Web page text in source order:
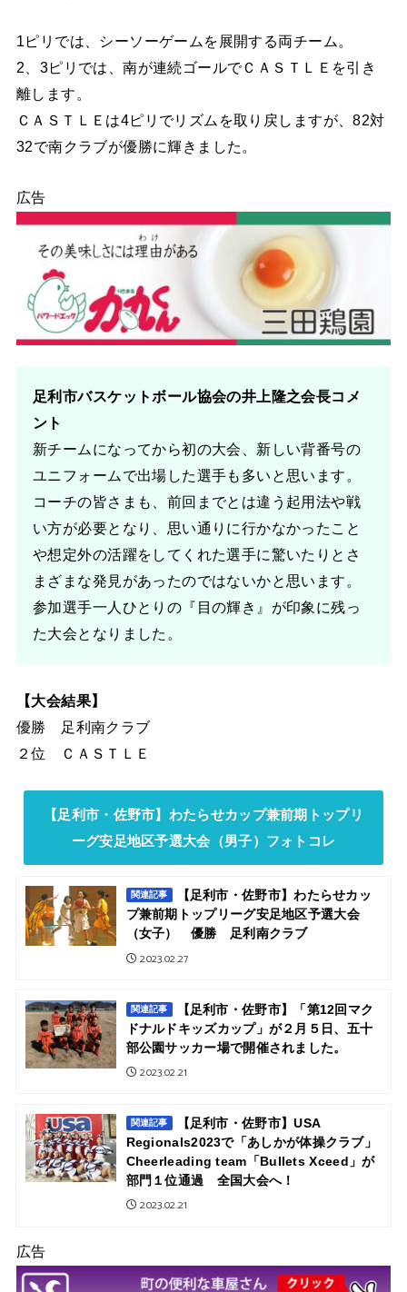
1ピリでは、シーソーゲームを展開する両チーム。
2、3ピリでは、南が連続ゴールでＣＡＳＴＬＥを引き
離します。
ＣＡＳＴＬＥは4ピリでリズムを取り戻しますが、82対
32で南クラブが優勝に輝きました。
広告
足利市バスケットボール協会の井上隆之会長コメ
ント
新チームになってから初の大会、新しい背番号の
ユニフォームで出場した選手も多いと思います。
コーチの皆さまも、前回までとは違う起用法や戦
い方が必要となり、思い通りに行かなかったこと
や想定外の活躍をしてくれた選手に驚いたりとさ
まざまな発見があったのではないかと思います。
参加選手一人ひとりの『目の輝き』が印象に残っ
た大会となりました。
【大会結果】
優勝 足利南クラブ
２位 ＣＡＳＴＬＥ
【足利市・佐野市】わたらせカップ兼前期トップリ
ーグ安足地区予選大会（男子）フォトコレ
関連記事
【足利市・佐野市】わたらせカッ
プ兼前期トップリーグ安足地区予選大会
（女子） 優勝 足利南クラブ
2023.02.27
関連記事
【足利市・佐野市】「第12回マク
ドナルドキッズカップ」が２月５日、五十
部公園サッカー場で開催されました。
2023.02.21
関連記事
【足利市・佐野市】USA
Regionals2023で「あしかが体操クラブ」
Cheerleading team「Bullets Xceed」が
部⾨１位通過 全国大会へ！
2023.02.21
広告